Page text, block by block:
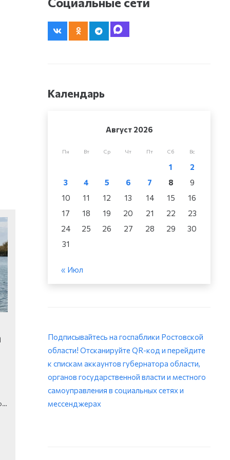
Календарь
Август 2026
Пн Вт Ср Чт Пт Сб Вс
1
2
3
4 5 6 7 8
9
10
11 12 13 14 15
16
17
18 19 20 21 22
23
24
25 26 27 28 29
30
31
« Июл
Подписывайтесь на госпаблики Ростовской
области! Отсканируйте QR-код и перейдите
к спискам аккаунтов губернатора области,
органов государственной власти и местного
самоуправления в социальных сетях и
мессенджерах